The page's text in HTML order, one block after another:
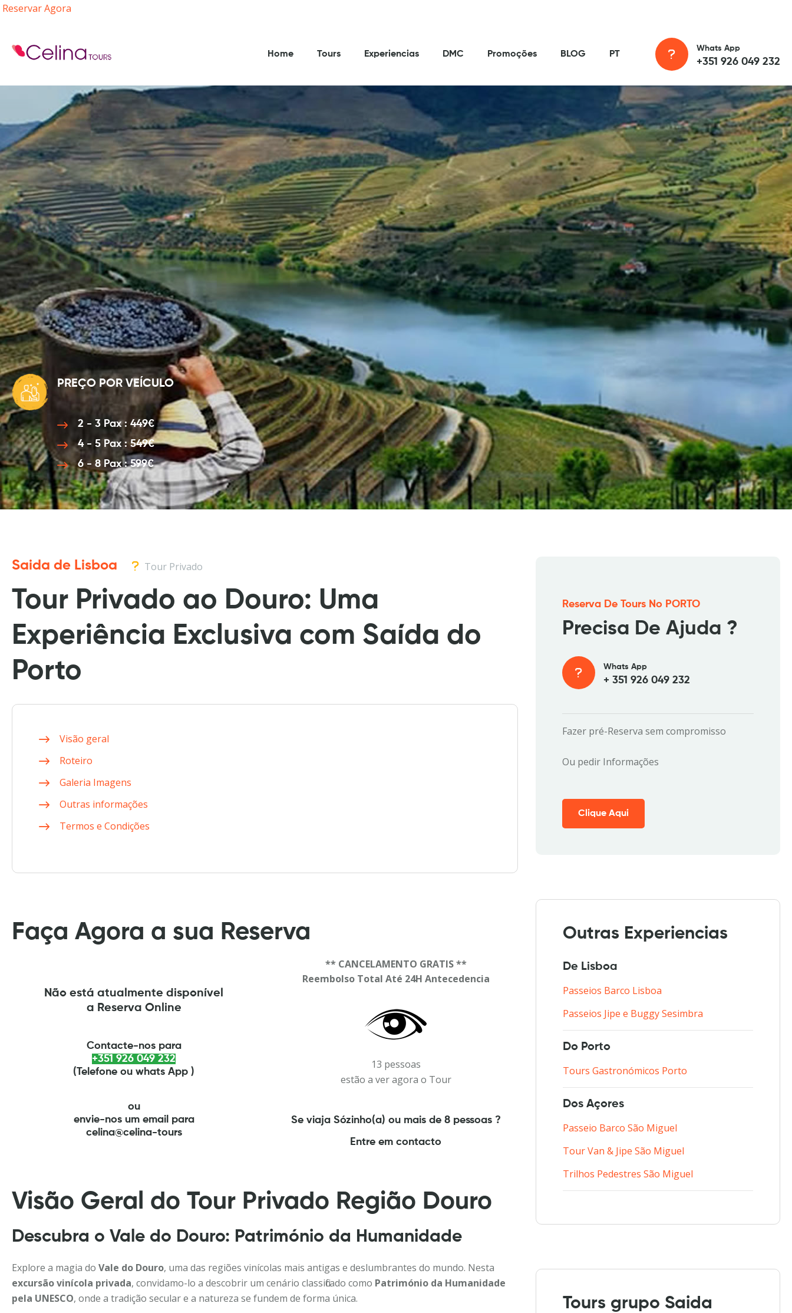
Reservar Agora
Home Tours Experiencias DMC Promoções BLOG PT
Whats App
+351 926 049 232
PREÇO POR VEÍCULO
2 - 3 Pax : 449€
4 - 5 Pax : 549€
6 - 8 Pax : 599€
Saida de Lisboa Tour Privado
Tour Privado ao Douro: Uma
Experiência Exclusiva com Saída do
Porto
Visão geral
Roteiro
Galeria Imagens
Outras informações
Termos e Condições
Faça Agora a sua Reserva
Não está atualmente disponível
a Reserva Online
Contacte-nos para
+351 926 049 232
(Telefone ou whats App )
ou
envie-nos um email para
celina@celina-tours
** CANCELAMENTO GRATIS **
Reembolso Total Até 24H Antecedencia
13 pessoas
estão a ver agora o Tour
Se viaja Sózinho(a) ou mais de 8 pessoas ?
Entre em contacto
Visão Geral do Tour Privado Região Douro
Descubra o Vale do Douro: Património da Humanidade
Explore a magia do Vale do Douro, uma das regiões vinícolas mais antigas e deslumbrantes do mundo. Nesta
excursão vinícola privada, convidamo-lo a descobrir um cenário classificado como Património da Humanidade
pela UNESCO, onde a tradição secular e a natureza se fundem de forma única.
Reserva De Tours No PORTO
Precisa De Ajuda ?
Whats App
+ 351 926 049 232
Fazer pré-Reserva sem compromisso
Ou pedir Informações
Clique Aqui
Outras Experiencias
De Lisboa
Passeios Barco Lisboa
Passeios Jipe e Buggy Sesimbra
Do Porto
Tours Gastronómicos Porto
Dos Açores
Passeio Barco São Miguel
Tour Van & Jipe São Miguel
Trilhos Pedestres São Miguel
Tours grupo Saida